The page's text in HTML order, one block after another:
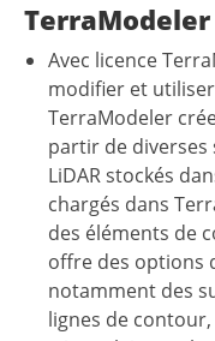
TerraModeler
Avec licence
modifier et
TerraModeler
partir de diverses
LiDAR stockés
chargés dans
des éléments de
offre des options
notamment des
lignes de